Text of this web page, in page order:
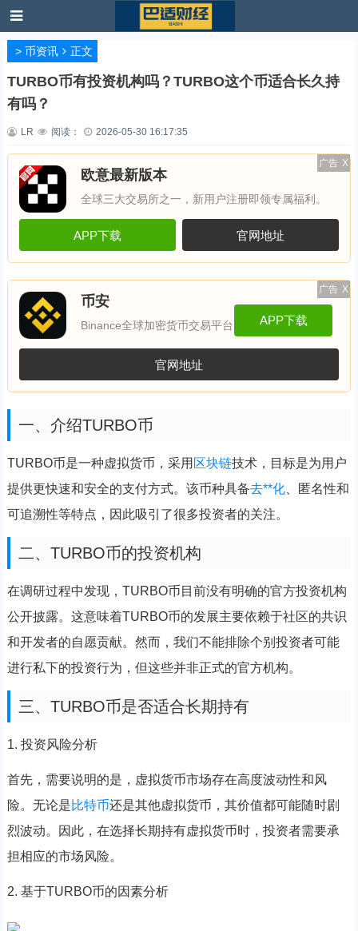
> 币资讯 正文
TURBO币有投资机构吗？TURBO这个币适合长久持
有吗？
LR 阅读： 2026-05-30 16:17:35
广告 X
欧意最新版本
全球三大交易所之一，新用户注册即领专属福利。
APP下载 官网地址
广告 X
币安
Binance全球加密货币交易平台 APP下载
官网地址
一、介绍TURBO币
TURBO币是一种虚拟货币，采用 区块链技术，目标是为用户
提供更快速和安全的支付方式。该币种具备去**化、匿名性和
可追溯性等特点，因此吸引了很多投资者的关注。
二、TURBO币的投资机构
在调研过程中发现，TURBO币目前没有明确的官方投资机构
公开披露。这意味着TURBO币的发展主要依赖于社区的共识
和开发者的自愿贡献。然而，我们不能排除个别投资者可能
进行私下的投资行为，但这些并非正式的官方机构。
三、TURBO币是否适合长期持有
1. 投资风险分析
首先，需要说明的是，虚拟货币市场存在高度波动性和风
险。无论是比特币还是其他虚拟货币，其价值都可能随时剧
烈波动。因此，在选择长期持有虚拟货币时，投资者需要承
担相应的市场风险。
2. 基于TURBO币的因素分析